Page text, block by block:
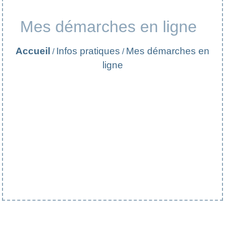
Mes démarches en ligne
Accueil / Infos pratiques / Mes démarches en
ligne